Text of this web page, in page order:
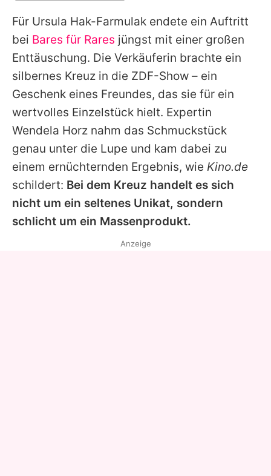
Alle Themen auf Promiflash
Jobs
App runterladen
Team
Redaktionelle Richtlinien
Impressum
Datenschutzerklärung
Für Ursula Hak-Farmulak endete ein Auftritt
bei Bares für Rares jüngst mit einer großen
Enttäuschung. Die Verkäuferin brachte ein
silbernes Kreuz in die ZDF-Show – ein
Geschenk eines Freundes, das sie für ein
wertvolles Einzelstück hielt. Expertin
Wendela Horz nahm das Schmuckstück
genau unter die Lupe und kam dabei zu
einem ernüchternden Ergebnis, wie Kino.de
schildert: Bei dem Kreuz handelt es sich
nicht um ein seltenes Unikat, sondern
schlicht um ein Massenprodukt.
Anzeige